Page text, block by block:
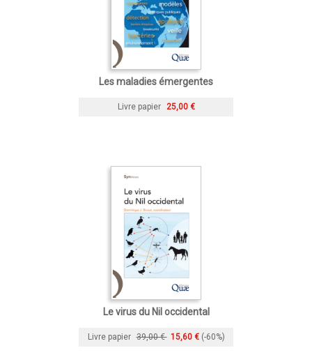
Les maladies émergentes
Livre papier 25,00 €
Le virus du Nil occidental
Livre papier 39,00 € 15,60 € (-60%)